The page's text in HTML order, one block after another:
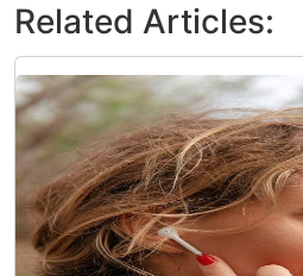
Related Articles: